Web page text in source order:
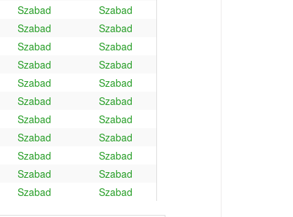
Szabad
Szabad
Szabad
Szabad
Szabad
Szabad
Szabad
Szabad
Szabad
Szabad
Szabad
Szabad
Szabad
Szabad
Szabad
Szabad
Szabad
Szabad
Szabad
Szabad
Szabad Szabad